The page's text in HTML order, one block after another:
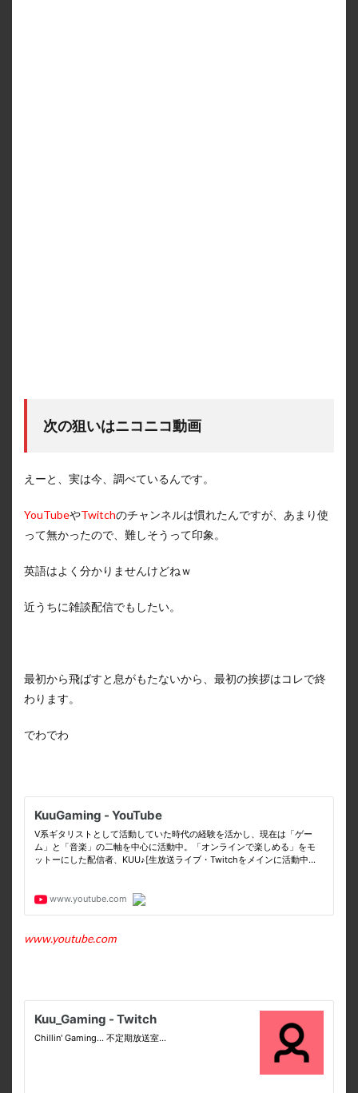
次の狙いはニコニコ動画
えーと、実は今、調べているんです。
YouTubeやTwitchのチャンネルは慣れたんですが、あまり使
って無かったので、難しそうって印象。
英語はよく分かりませんけどねｗ
近うちに雑談配信でもしたい。
最初から飛ばすと息がもたないから、最初の挨拶はコレで終
わります。
でわでわ
www.youtube.com